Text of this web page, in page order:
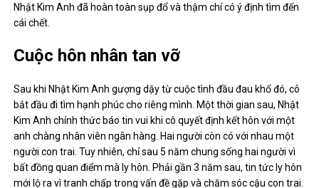
Nhật Kim Anh đã hoàn toàn sụp đổ và thậm chí có ý định tìm đến
cái chết.
Cuộc hôn nhân tan vỡ
Sau khi Nhật Kim Anh gượng dậy từ cuộc tình đầu đau khổ đó, cô
bắt đầu đi tìm hạnh phúc cho riêng mình. Một thời gian sau, Nhật
Kim Anh chính thức báo tin vui khi cô quyết định kết hôn với một
anh chàng nhân viên ngân hàng. Hai người còn có với nhau một
người con trai. Tuy nhiên, chỉ sau 5 năm chung sống hai người vì
bất đồng quan điểm mà ly hôn. Phải gần 3 năm sau, tin tức ly hôn
mới lộ ra vì tranh chấp trong vấn đề gặp và chăm sóc cậu con trai.